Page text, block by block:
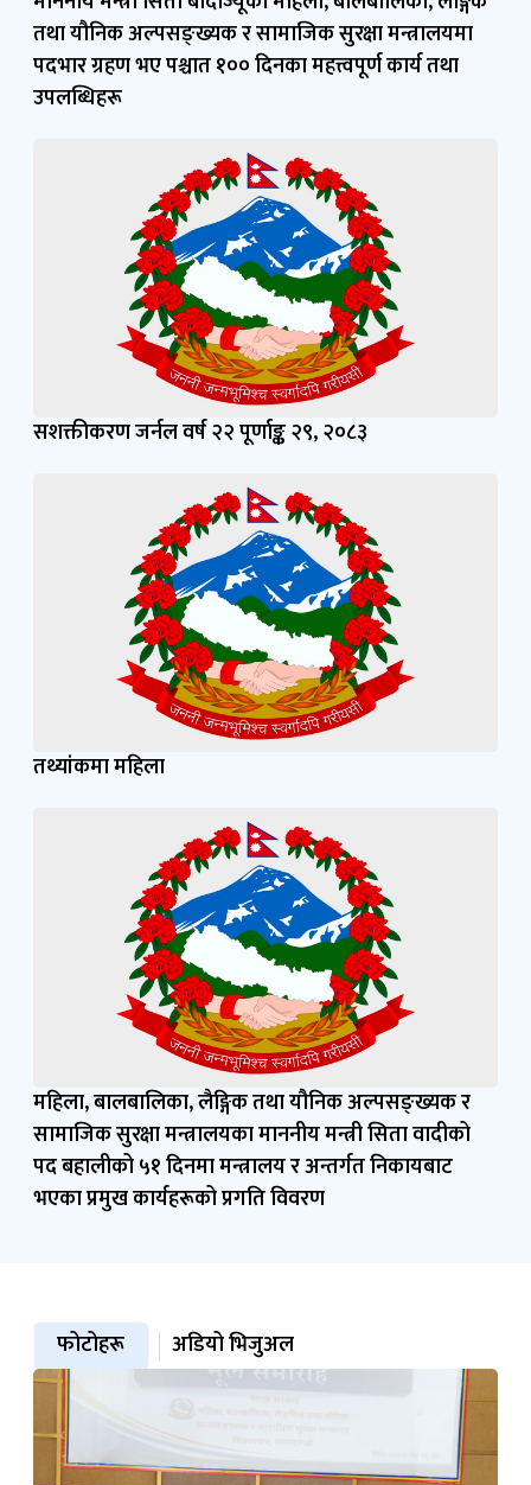
सशक्तीकरण जर्नल वर्ष २२ पूर्णाङ्क २९, २०८३
महिला, बालबालिका, लैङ्गिक तथा यौनिक अल्पसङ्ख्यक र
सामाजिक सुरक्षा मन्त्रालयका माननीय मन्त्री सिता वादीको
पद बहालीको ५१ दिनमा मन्त्रालय र अन्तर्गत निकायबाट
भएका प्रमुख कार्यहरूको प्रगति विवरण
अडियो भिजुअल